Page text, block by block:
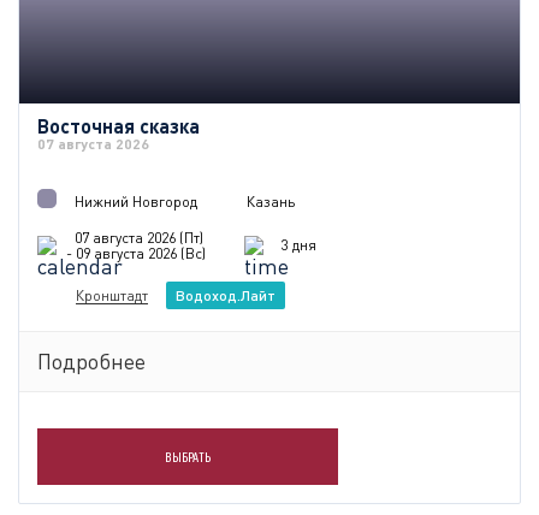
Восточная сказка
07 августа 2026
Нижний Новгород
Казань
07 августа 2026 (Пт)
- 09 августа 2026 (Вс)
3 дня
Кронштадт Водоход.Лайт
Подробнее
ВЫБРАТЬ